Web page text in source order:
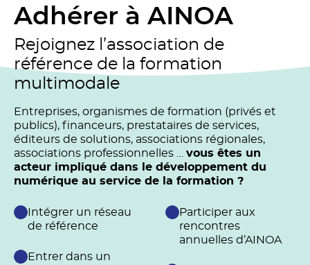
Adhérer à AINOA
Rejoignez l’association de
référence de la formation
multimodale
Entreprises, organismes de formation (privés et
publics), financeurs, prestataires de services,
éditeurs de solutions, associations régionales,
associations professionnelles … vous êtes un
acteur impliqué dans le développement du
numérique au service de la formation ?
Intégrer un réseau
de référence
Entrer dans un
Participer aux
rencontres
annuelles d’AINOA